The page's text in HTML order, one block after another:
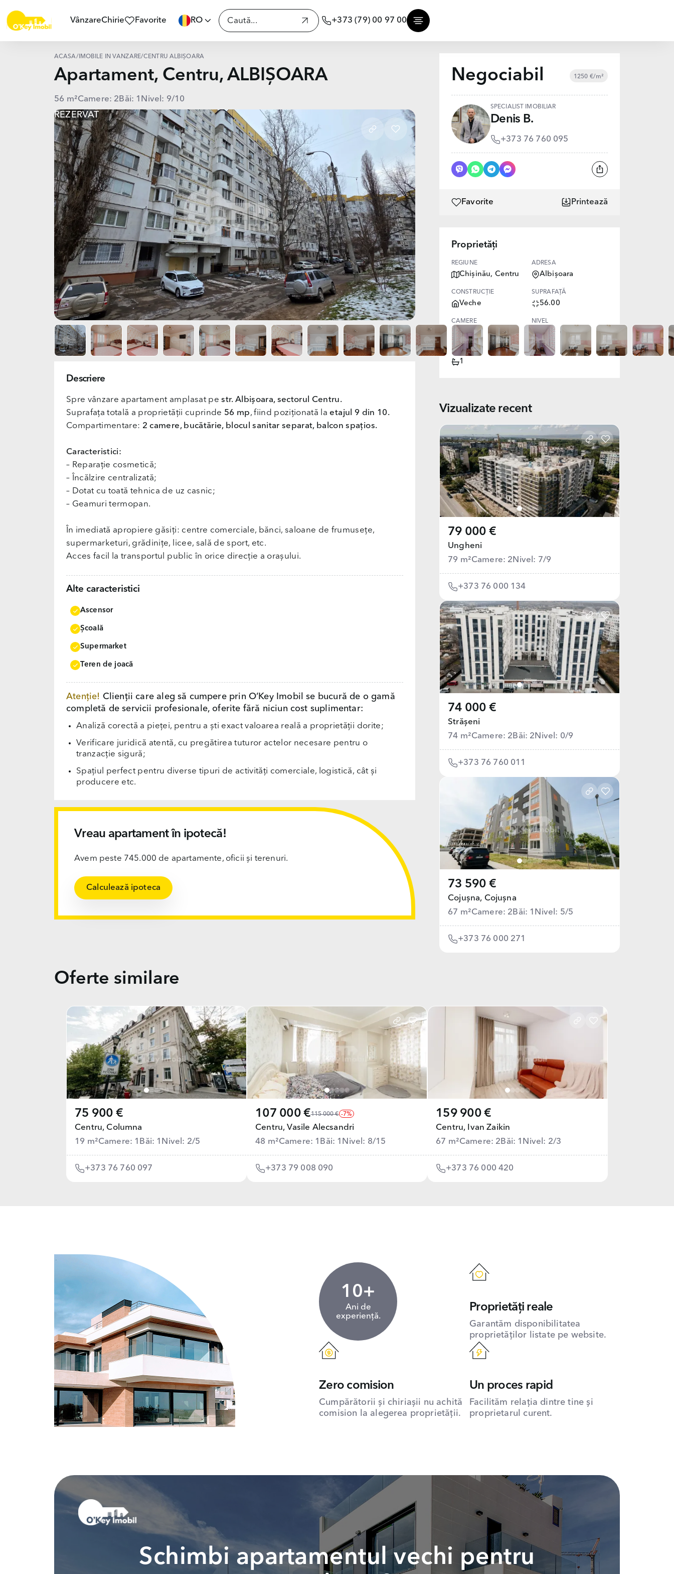
VânzareChirie Favorite RO +373 (79) 00 97 00
ACASĂ/ IMOBILE ÎN VÂNZARE/CENTRU ALBIȘOARA
Apartament, Centru, ALBIȘOARA
56 m²Camere: 2 Băi: 1 Nivel: 9/10
REZERVAT
Descriere
Spre vânzare apartament amplasat pestr. Albișoara, sectorul Centru.
Suprafața totală a proprietății cuprinde 56 mp, fiind poziționată la etajul 9 din 10.
Compartimentare: 2 camere, bucătărie, blocul sanitar separat, balcon spațios.
Caracteristici:
– Reparație cosmetică;
– Încălzire centralizată;
– Dotat cu toată tehnica de uz casnic;
– Geamuri termopan.
În imediată apropiere găsiți: centre comerciale, bănci, saloane de frumusețe,
supermarketuri, grădinițe, licee, sală de sport, etc.
Acces facil la transportul public în orice direcție a orașului.
Alte caracteristici
Ascensor
Școală
Supermarket
Teren de joacă
Atenție! Clienții care aleg să cumpere prin O’Key Imobil se bucură de o gamă
completă de servicii profesionale, oferite fără niciun cost suplimentar:
Analiză corectă a pieței, pentru a ști exact valoarea reală a proprietății dorite;
Verificare juridică atentă, cu pregătirea tuturor actelor necesare pentru o
tranzacție sigură;
Spațiul perfect pentru diverse tipuri de activități comerciale, logistică, cât și
producere etc.
Vreau apartament în ipotecă!
Avem peste 745.000 de apartamente, oficii și terenuri.
Calculează ipoteca
Negociabil 1250 €/m²
SPECIALIST IMOBILIAR
Denis B.
+373 76 760 095
Favorite Printează
Proprietăți
REGIUNE
Chișinău, Centru
ADRESA
Albișoara
CONSTRUCȚIE
Veche
SUPRAFAȚĂ
56.00
CAMERE
2
NIVEL
9/10
BĂI
1
Vizualizate recent
79 000 €
Ungheni
79 m²Camere: 2 Nivel: 7/9
+373 76 000 134
74 000 €
Strășeni
74 m²Camere: 2 Băi: 2 Nivel: 0/9
+373 76 760 011
73 590 €
Cojușna, Cojușna
67 m²Camere: 2 Băi: 1 Nivel: 5/5
+373 76 000 271
Oferte similare
75 900 €
Centru, Columna
19 m²Camere: 1 Băi: 1 Nivel: 2/5
+373 76 760 097
107 000 €115 000 € -7%
Centru, Vasile Alecsandri
48 m²Camere: 1 Băi: 1 Nivel: 8/15
+373 79 008 090
159 900 €
Centru, Ivan Zaikin
67 m²Camere: 2 Băi: 1 Nivel: 2/3
+373 76 000 420
10+
Ani de
experiență.
Proprietăți reale
Garantăm disponibilitatea
proprietăților listate pe website.
Zero comision
Cumpărătorii și chiriașii nu achită
comision la alegerea proprietății.
Un proces rapid
Facilităm relația dintre tine și
proprietarul curent.
Schimbi apartamentul vechi pentru